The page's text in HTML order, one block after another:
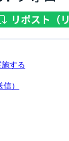
する
）